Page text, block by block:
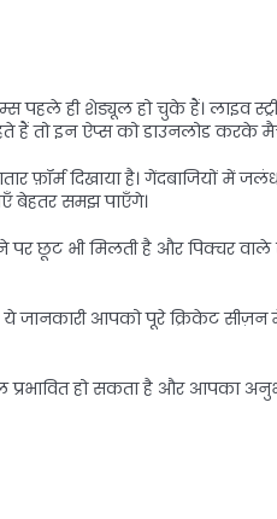
पहले ही शेड्यूल हो चुके हैं। लाइव
हैं तो इन ऐप्स को डाउनलोड करके
फ़ॉर्म दिखाया है। गेंदबाजियों
बेहतर समझ पाएँगे।
छूट भी मिलती है और पिक्चर वाले
जानकारी आपको पूरे क्रिकेट
हो सकता है और आपका